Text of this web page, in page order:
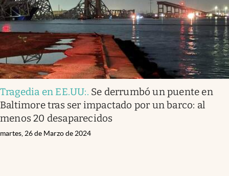
Tragedia en EE.UU:. Se derrumbó un puente en
Baltimore tras ser impactado por un barco: al
menos 20 desaparecidos
martes, 26 de Marzo de 2024